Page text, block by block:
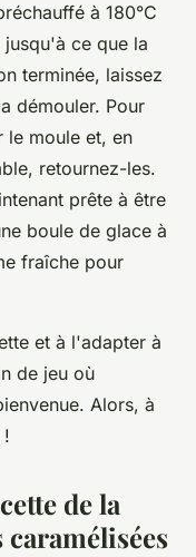
à 180°C
ce que la
terminée, laissez
démouler. Pour
le moule et, en
retournez-les.
prête à être
boule de glace à
fraîche pour
et à l'adapter à
de jeu où
Alors, à
!
de la